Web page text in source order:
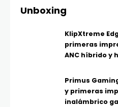
Unboxing
KlipXtreme
primeras
ANC híbrido y
Primus
y primeras
inalámbrico